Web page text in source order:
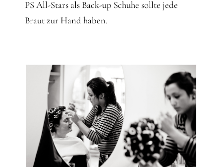
PS All-Stars als Back-up Schuhe sollte jede
Braut zur Hand haben.